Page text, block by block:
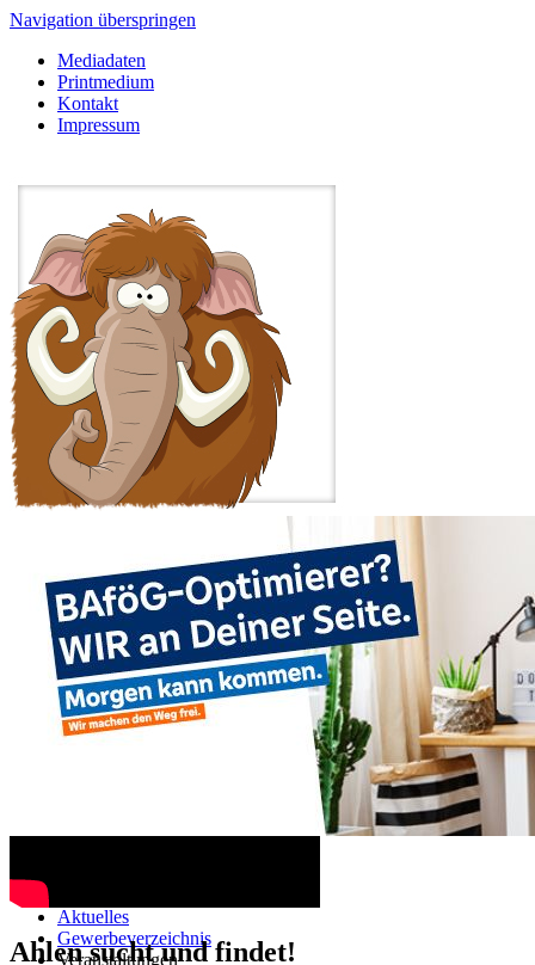
Navigation überspringen
Mediadaten
Printmedium
Kontakt
Impressum
Aktuelles
Gewerbeverzeichnis
Veranstaltungen
Ahlen TV
Ahlen sucht und findet!